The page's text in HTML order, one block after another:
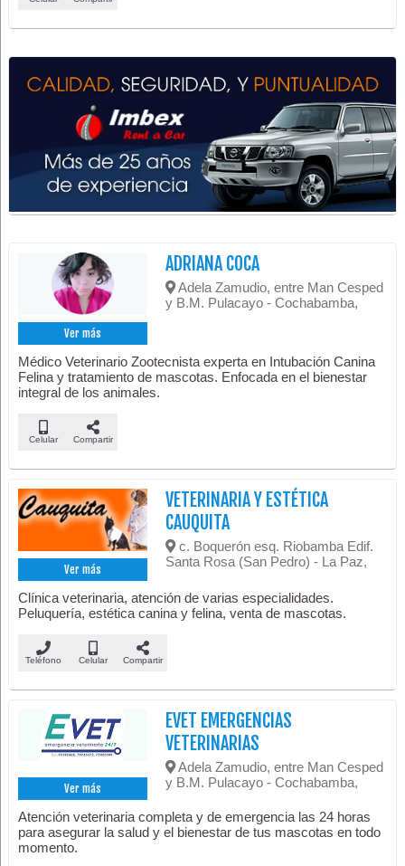
Ver más
ADRIANA COCA
Adela Zamudio, entre Man Cesped
y B.M. Pulacayo - Cochabamba,
Médico Veterinario Zootecnista experta en Intubación Canina
Felina y tratamiento de mascotas. Enfocada en el bienestar
integral de los animales.
Celular Compartir
Ver más
VETERINARIA Y ESTÉTICA
CAUQUITA
c. Boquerón esq. Riobamba Edif.
Santa Rosa (San Pedro) - La Paz,
Clínica veterinaria, atención de varias especialidades.
Peluquería, estética canina y felina, venta de mascotas.
Teléfono Celular Compartir
Ver más
EVET EMERGENCIAS
VETERINARIAS
Adela Zamudio, entre Man Cesped
y B.M. Pulacayo - Cochabamba,
Atención veterinaria completa y de emergencia las 24 horas
para asegurar la salud y el bienestar de tus mascotas en todo
momento.